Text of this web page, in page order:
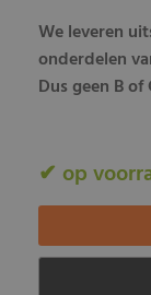
We leveren
onderdelen
Dus geen B of
✔ op